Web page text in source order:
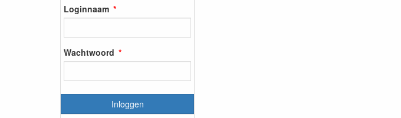
Loginnaam
Wachtwoord
Inloggen